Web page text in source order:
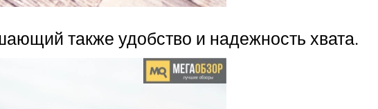
также удобство и надежность хвата.